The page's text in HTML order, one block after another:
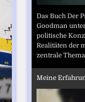
Das Buch Der
Goodman
politische
Realitäten der
zentrale
Meine